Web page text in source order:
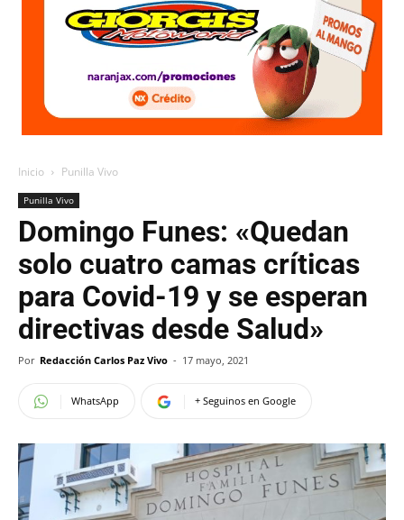
Inicio Punilla Vivo
Punilla Vivo
Domingo Funes: «Quedan
solo cuatro camas críticas
para Covid-19 y se esperan
directivas desde Salud»
Por Redacción Carlos Paz Vivo - 17 mayo, 2021
WhatsApp + Seguinos en Google